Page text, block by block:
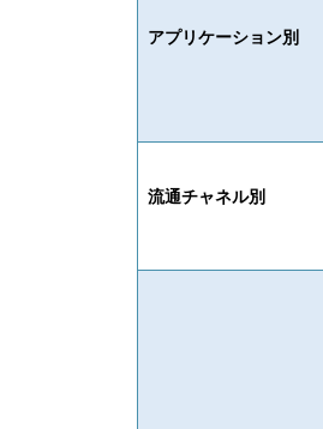
アプリケーション別
流通チャネル別